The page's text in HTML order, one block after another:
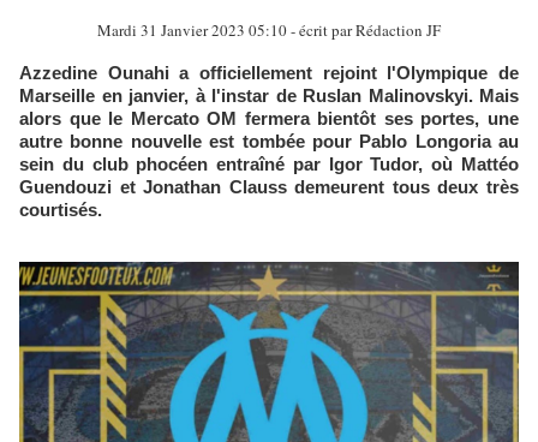
Mardi 31 Janvier 2023 05:10 - écrit par Rédaction JF
Azzedine Ounahi a officiellement rejoint l'Olympique de
Marseille en janvier, à l'instar de Ruslan Malinovskyi. Mais
alors que le Mercato OM fermera bientôt ses portes, une
autre bonne nouvelle est tombée pour Pablo Longoria au
sein du club phocéen entraîné par Igor Tudor, où Mattéo
Guendouzi et Jonathan Clauss demeurent tous deux très
courtisés.